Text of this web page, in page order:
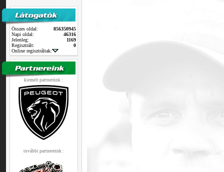
Összes oldal:
856350945
Napi oldal:
46316
Jelenleg:
1169
Regisztrált:
0
Online regisztráltak:
kiemelt partnerünk :
további partnereink :